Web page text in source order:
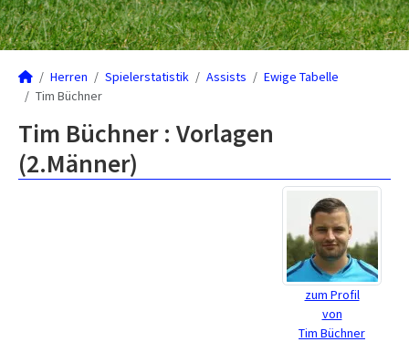
Herren Spielerstatistik Assists
Ewige Tabelle
Tim Büchner
Tim Büchner : Vorlagen
(2.Männer)
zum Profil
von
Tim Büchner